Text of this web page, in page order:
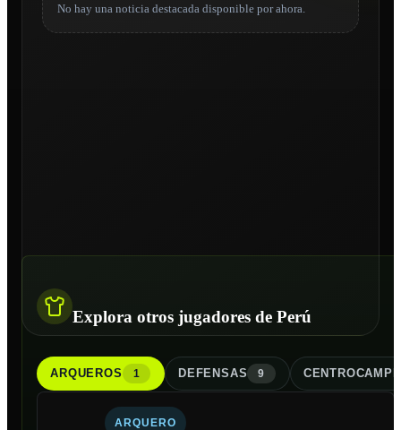
No hay una noticia destacada disponible por ahora.
Explora otros jugadores de Perú
ARQUEROS 1 DEFENSAS 9
ARQUERO